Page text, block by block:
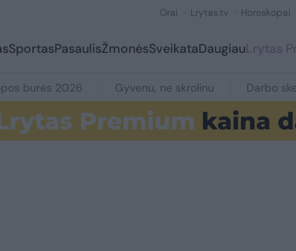
Orai Lrytas.tv Horoskopai
SportasPasaulisŽmonėsSveikataDaugiauLrytas
burės 2026 Gyvenu, ne skrolinu Darbo